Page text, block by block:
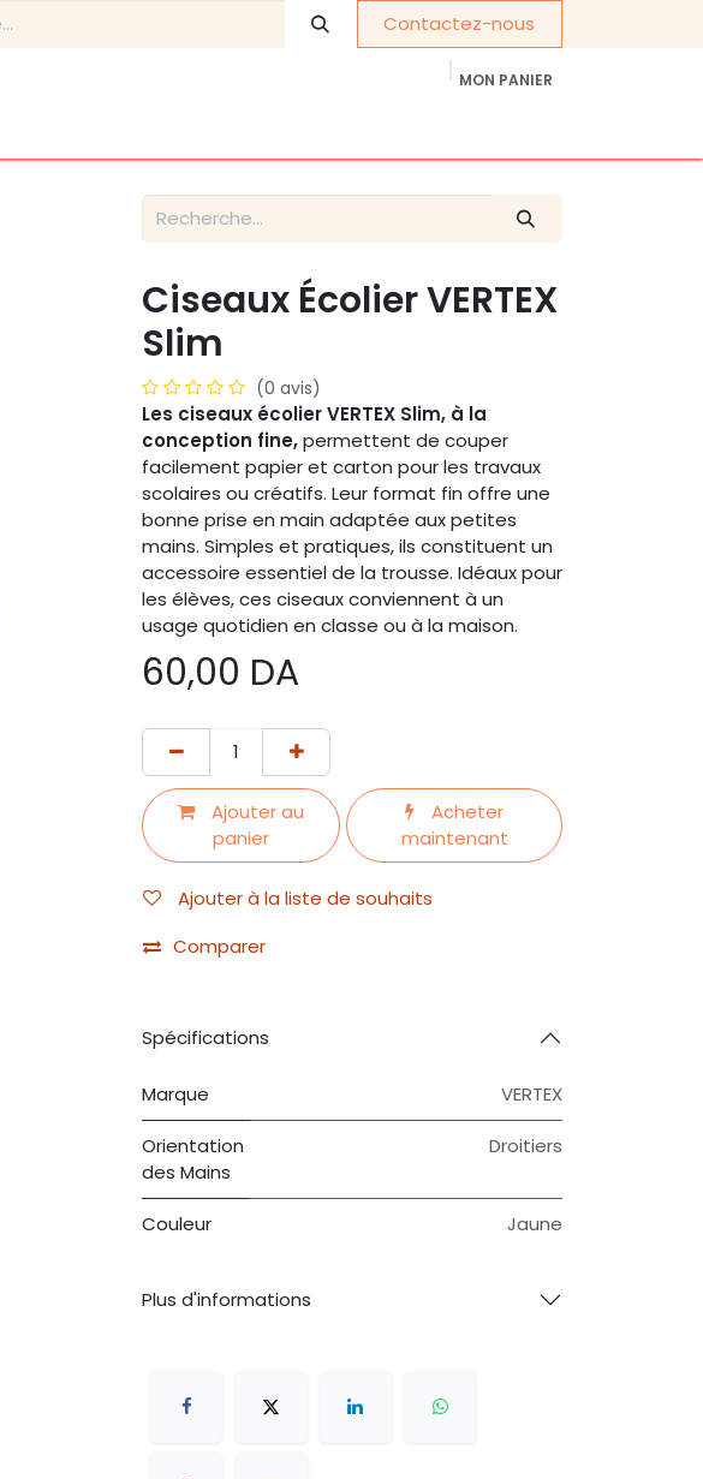
Contactez-nous
MON PANIER
Ciseaux Écolier VERTEX
Slim
(0 avis)
Les ciseaux écolier VERTEX Slim, à la
conception fine,permettent de couper
facilement papier et carton pour les travaux
scolaires ou créatifs. Leur format fin offre une
bonne prise en main adaptée aux petites
mains. Simples et pratiques, ils constituent un
accessoire essentiel de la trousse. Idéaux pour
les élèves, ces ciseaux conviennent à un
usage quotidien en classe ou à la maison.
60,00 DA
Ajouter au
panier
Acheter
maintenant
Ajouter à la liste de souhaits
Comparer
Spécifications
Marque VERTEX
Orientation
des Mains
Droitiers
Couleur Jaune
Plus d'informations